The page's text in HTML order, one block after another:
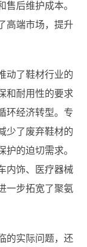
后维护成本。
高端市场，提升
动了鞋材行业的
和耐用性的要求
环经济转型。专
少了废弃鞋材的
的迫切需求。
内饰、医疗器械
一步拓宽了聚氨
的实际问题，还